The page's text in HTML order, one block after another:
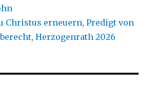
Christus erneuern, Predigt von
Herzogenrath 2026